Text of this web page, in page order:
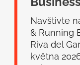
Navštivte
& Running
Riva del
května